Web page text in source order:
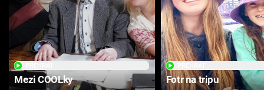
Mezi COOLky Fotr na tripu